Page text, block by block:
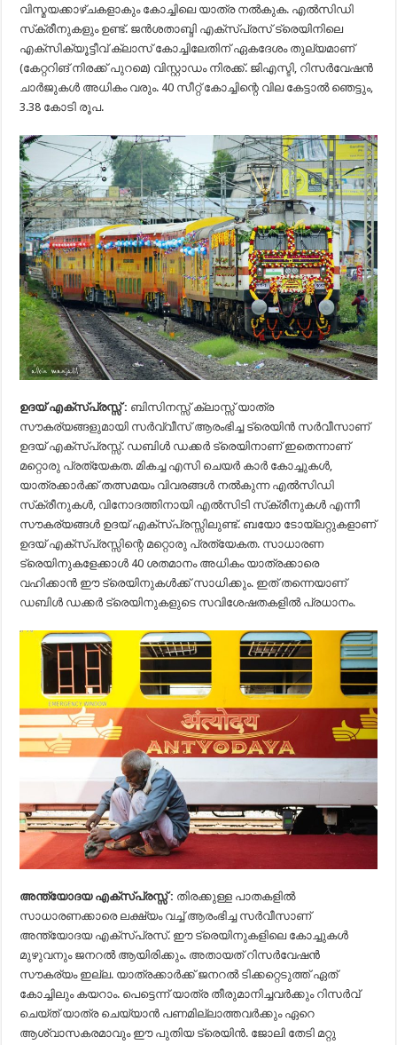
വിസ്മയക്കാഴ്ചകളാകും കോച്ചിലെ യാത്ര നല്‍കുക. എല്‍സിഡി
സ്‌ക്രീനുകളും ഉണ്ട്. ജൻശതാബ്ദി എക്‌സ്പ്രസ് ട്രെയിനിലെ
എക്‌സിക്യൂട്ടീവ് ക്ലാസ് കോച്ചിലേതിന് ഏകദേശം തുല്യമാണ്
(കേറ്ററിങ് നിരക്ക് പുറമെ) വിസ്റ്റാഡം നിരക്ക്. ജിഎസ്ടി, റിസർവേഷൻ
ചാർജുകൾ അധികം വരും. 40 സീറ്റ് കോച്ചിന്റെ വില കേട്ടാൽ ഞെട്ടും,
3.38 കോടി രൂപ.
ഉദയ് എക്സ്പ്രസ്സ് : ബിസിനസ്സ് ക്ലാസ്സ് യാത്ര
സൗകര്യങ്ങളുമായി സർവ്വീസ് ആരംഭിച്ച ട്രെയിൻ സർവീസാണ്
ഉദയ് എക്സ്പ്രസ്സ്. ഡബിൾ ഡക്കർ ട്രെയിനാണ് ഇതെന്നാണ്
മറ്റൊരു പ്രത്യേകത. മികച്ച എസി ചെയര്‍ കാര്‍ കോച്ചുകള്‍,
യാത്രക്കാര്‍ക്ക് തത്സമയം വിവരങ്ങള്‍ നല്‍കുന്ന എല്‍സിഡി
സ്‌ക്രീനുകള്‍, വിനോദത്തിനായി എല്‍സിടി സ്‌ക്രീനുകള്‍ എന്നീ
സൗകര്യങ്ങള്‍ ഉദയ് എക്‌സ്പ്രസ്സിലുണ്ട്. ബയോ ടോയ്‌ലറ്റുകളാണ്
ഉദയ് എക്‌സ്പ്രസ്സിന്റെ മറ്റൊരു പ്രത്യേകത. സാധാരണ
ട്രെയിനുകളേക്കാള്‍ 40 ശതമാനം അധികം യാത്രക്കാരെ
വഹിക്കാന്‍ ഈ ട്രെയിനുകള്‍ക്ക് സാധിക്കും. ഇത് തന്നെയാണ്
ഡബിള്‍ ഡക്കര്‍ ട്രെയിനുകളുടെ സവിശേഷതകളില്‍ പ്രധാനം.
അന്ത്യോദയ എക്സ്പ്രസ്സ് : തിരക്കുള്ള പാതകളില്‍
സാധാരണക്കാരെ ലക്ഷ്യം വച്ച് ആരംഭിച്ച സര്‍വീസാണ്
അന്ത്യോദയ എക്സ്പ്രസ്. ഈ ട്രെയിനുകളിലെ കോച്ചുകൾ
മുഴുവനും ജനറൽ ആയിരിക്കും. അതായത് റിസർവേഷൻ
സൗകര്യം ഇല്ല. യാത്രക്കാര്‍ക്ക് ജനറല്‍ ടിക്കറ്റെടുത്ത് ഏത്
കോച്ചിലും കയറാം. പെട്ടെന്ന് യാത്ര തീരുമാനിച്ചവര്‍ക്കും റിസര്‍വ്
ചെയ്ത് യാത്ര ചെയ്യാന്‍ പണമില്ലാത്തവര്‍ക്കും ഏറെ
ആശ്വാസകരമാവും ഈ പുതിയ ട്രെയിന്‍. ജോലി തേടി മറ്റു